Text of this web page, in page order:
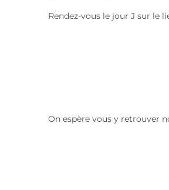
Rendez-vous le jour J sur le
On espère vous y retrouver